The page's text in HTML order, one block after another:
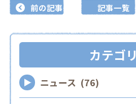
前の記事 記事一覧
カテゴリ
ニュース (76)